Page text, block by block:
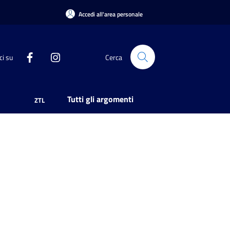
Accedi all'area personale
su Cerca
ZTL Tutti gli argomenti